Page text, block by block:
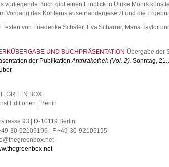
vorliegende Buch gibt einen Einblick in Ulrike Mohrs
Vorgang des Köhlerns auseinandergesetzt und die
Texten von Friederike Schäfer, Eva Scharrer, Mana Taylor
UND BUCHPRÄSENTATION Übergabe der
der PublikationAnthrakothek (Vol. 2). Sonntag, 21.
GREEN BOX
Editionen | Berlin
93 | D-10119 Berlin
30-92105196 | F +49-30-92105195